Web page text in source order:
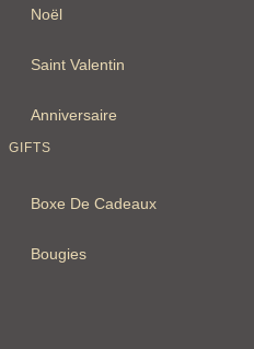
Noël
Saint Valentin
Anniversaire
GIFTS
Boxe De Cadeaux
Bougies